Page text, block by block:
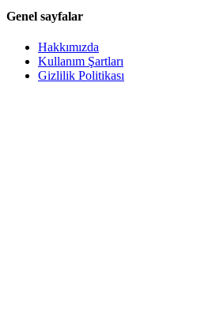
Genel sayfalar
Hakkımızda
Kullanım Şartları
Gizlilik Politikası